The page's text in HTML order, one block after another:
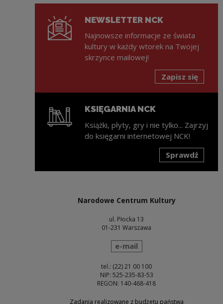
NEWSLETTER NCK
Najnowsze informacje ze świata
kultury w każdy wtorek na Twojej
skrzynce mailowej!
Zapisz się
KSIĘGARNIA NCK
Książki, płyty, gry i nie tylko... Zajrzyj
do księgarni internetowej NCK!
Sprawdź
Narodowe Centrum Kultury
ul. Płocka 13
01-231 Warszawa
wyślij wiadomość
e-mail
tel.: (22) 21 00 100
NIP: 525-235-83-53
REGON: 140-468-418
Zadania realizowane z budżetu państwa